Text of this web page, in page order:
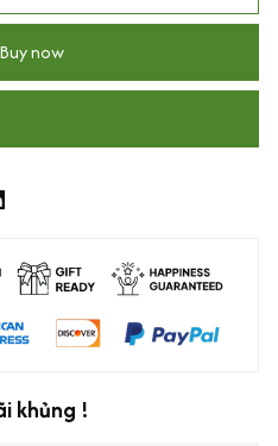
Buy now
khủng !